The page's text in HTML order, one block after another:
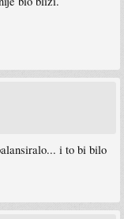
i to bi bilo